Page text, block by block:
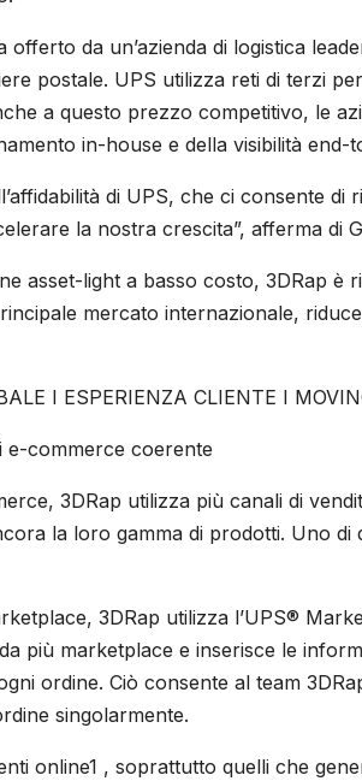
da un’azienda di logistica
postale. UPS utilizza reti di terzi
a questo prezzo competitivo, le
in-house e della visibilità end-
di UPS, che ci consente
la nostra crescita”, afferma di
asset-light a basso costo, 3DRap è
mercato internazionale,
I ESPERIENZA CLIENTE I
e-commerce coerente
3DRap utilizza più canali di
la loro gamma di prodotti. Uno di
3DRap utilizza l’UPS®
più marketplace e inserisce le
ordine. Ciò consente al team
singolarmente.
online1 , soprattutto quelli che